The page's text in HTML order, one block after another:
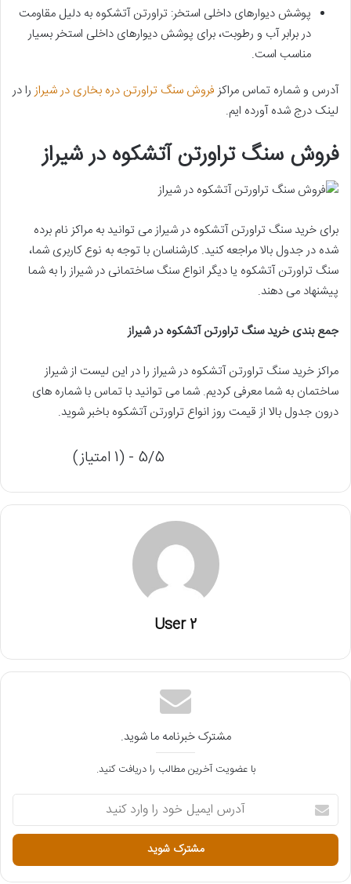
پوشش دیوارهای داخلی استخر: تراورتن آتشکوه به دلیل مقاومت
در برابر آب و رطوبت، برای پوشش دیوارهای داخلی استخر بسیار
مناسب است.
آدرس و شماره تماس مراکز فروش سنگ تراورتن دره بخاری در شیراز را در
لینک درج شده آورده ایم.
فروش سنگ تراورتن آتشکوه در شیراز
برای خرید سنگ تراورتن آتشکوه در شیراز می توانید به مراکز نام برده
شده در جدول بالا مراجعه کنید. کارشناسان با توجه به نوع کاربری شما،
سنگ تراورتن آتشکوه یا دیگر انواع سنگ ساختمانی در شیراز را به شما
پیشنهاد می دهند.
جمع بندی خرید سنگ تراورتن آتشکوه در شیراز
مراکز خرید سنگ تراورتن آتشکوه در شیراز را در این لیست از شیراز
ساختمان به شما معرفی کردیم. شما می توانید با تماس با شماره های
درون جدول بالا از قیمت روز انواع تراورتن آتشکوه باخبر شوید.
5/5 - (1 امتیاز)
User 2
مشترک خبرنامه ما شوید.
با عضویت آخرین مطالب را دریافت کنید.
آ
ر
ا